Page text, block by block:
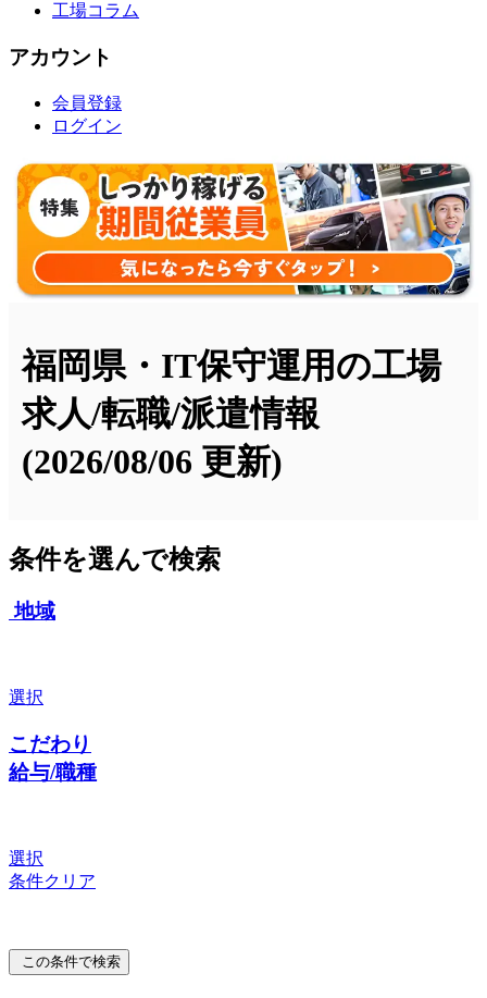
工場コラム
アカウント
会員登録
ログイン
福岡県・IT保守運用の工場
求人/転職/派遣情報
(2026/08/06 更新)
条件を選んで検索
地域
選択
こだわり
給与/職種
選択
条件クリア
この条件で検索